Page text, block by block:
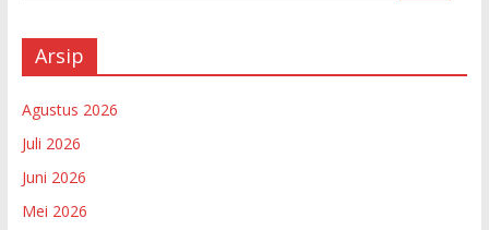
Arsip
Agustus 2026
Juli 2026
Juni 2026
Mei 2026